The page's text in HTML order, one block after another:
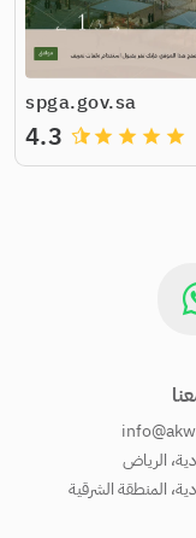
spga.gov.sa
grade
grade
grade
grade
4.3
الرياض
المنطقة الشرقية